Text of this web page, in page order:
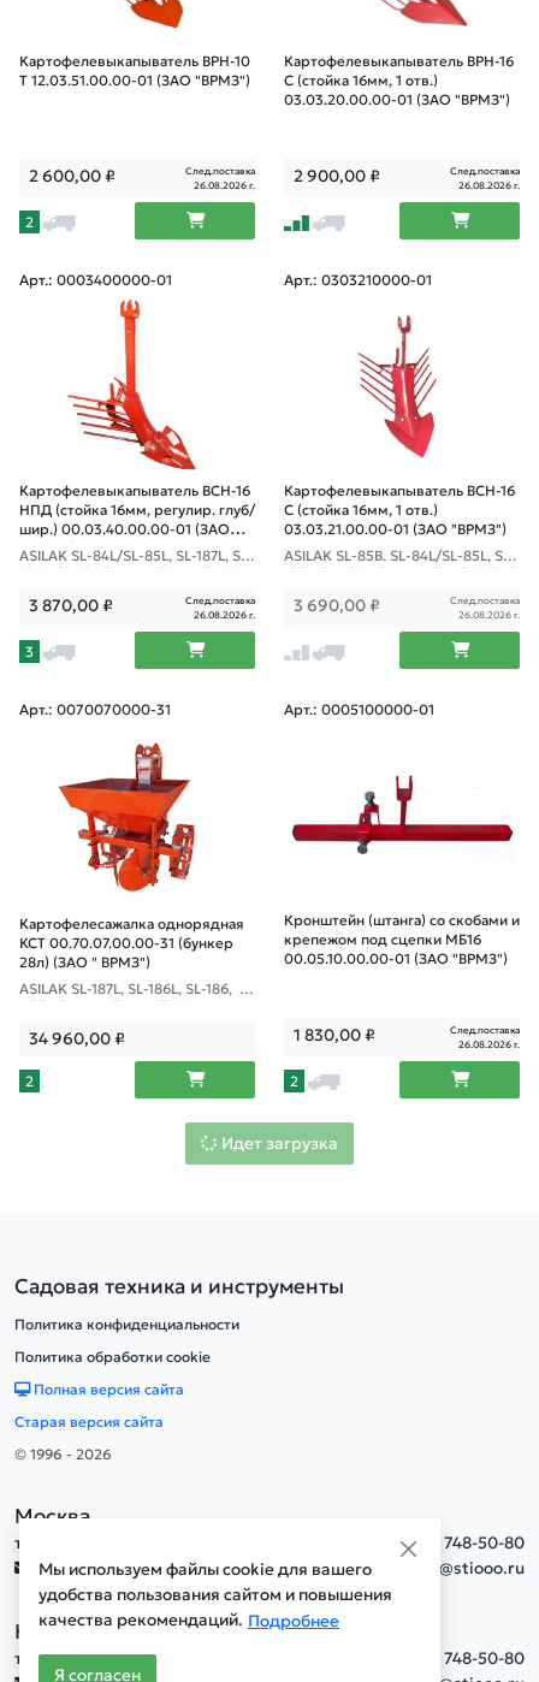
Картофелевыкапыватель ВРН-10
Т 12.03.51.00.00-01 (ЗАО "ВРМЗ")
2 600,00₽
След.поставка
26.08.2026 г.
2
Картофелевыкапыватель ВРН-16
С (стойка 16мм, 1 отв.)
03.03.20.00.00-01 (ЗАО "ВРМЗ")
2 900,00₽
След.поставка
26.08.2026 г.
Арт.: 0003400000-01
Картофелевыкапыватель ВСН-16
НПД (стойка 16мм, регулир. глуб/
шир.) 00.03.40.00.00-01 (ЗАО
"ВРМЗ")
ASILAK SL-84L/SL-85L, SL-187L, SL-
186L, SL-186 Fermer FM-1617MXL
3 870,00₽
След.поставка
26.08.2026 г.
3
Арт.: 0303210000-01
Картофелевыкапыватель ВСН-16
С (стойка 16мм, 1 отв.)
03.03.21.00.00-01 (ЗАО "ВРМЗ")
ASILAK SL-85B. SL-84L/SL-85L, SL-
187L, SL-186L, Fermer FM-811MB, F
3 690,00 ₽
След.поставка
26.08.2026 г.
Арт.: 0070070000-31
Картофелесажалка однорядная
КСТ 00.70.07.00.00-31 (бункер
28л) (ЗАО " ВРМЗ")
ASILAK SL-187L, SL-186L, SL-186, SL
-133x Fermer FM-1617MXL
34 960,00₽
2
Арт.: 0005100000-01
Кронштейн (штанга) со скобами и
крепежом под сцепки МБ16
00.05.10.00.00-01 (ЗАО "ВРМЗ")
1 830,00₽
След.поставка
26.08.2026 г.
2
Идет загрузка
Мы используем файлы cookie для вашего
удобства пользования сайтом и повышения
качества рекомендаций. Подробнее
Я согласен
Садовая техника и инструменты
Политика конфиденциальности
Политика обработки cookie
Полная версия сайта
Старая версия сайта
© 1996 - 2026
Москва
тел.
+7(495) 748-50-80
info@stiooo.ru
Новосибирск
тел.
+7(495) 748-50-80